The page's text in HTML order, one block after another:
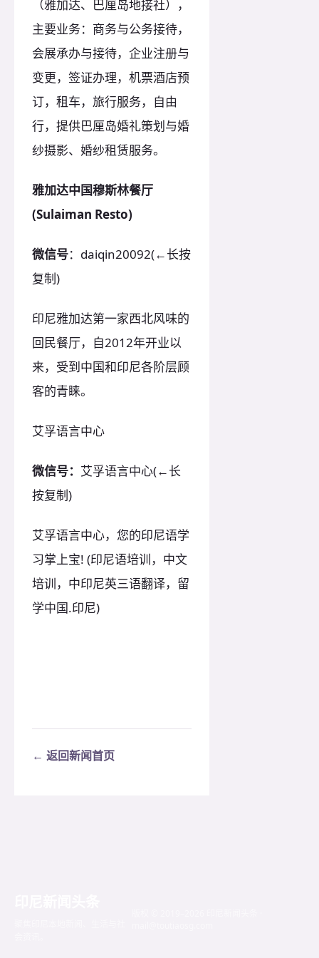
（雅加达、巴厘岛地接社），
主要业务：商务与公务接待，
会展承办与接待，企业注册与
变更，签证办理，机票酒店预
订，租车，旅行服务，自由
行，提供巴厘岛婚礼策划与婚
纱摄影、婚纱租赁服务。
雅加达中国穆斯林餐厅
(Sulaiman Resto)
微信号：daiqin20092(←长按
复制)
印尼雅加达第一家西北风味的
回民餐厅，自2012年开业以
来，受到中国和印尼各阶层顾
客的青睐。
艾孚语言中心
微信号： 艾孚语言中心(←长
按复制)
艾孚语言中心，您的印尼语学
习掌上宝! (印尼语培训，中文
培训，中印尼英三语翻译，留
学中国.印尼)
← 返回新闻首页